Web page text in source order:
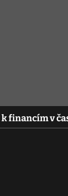
financím v